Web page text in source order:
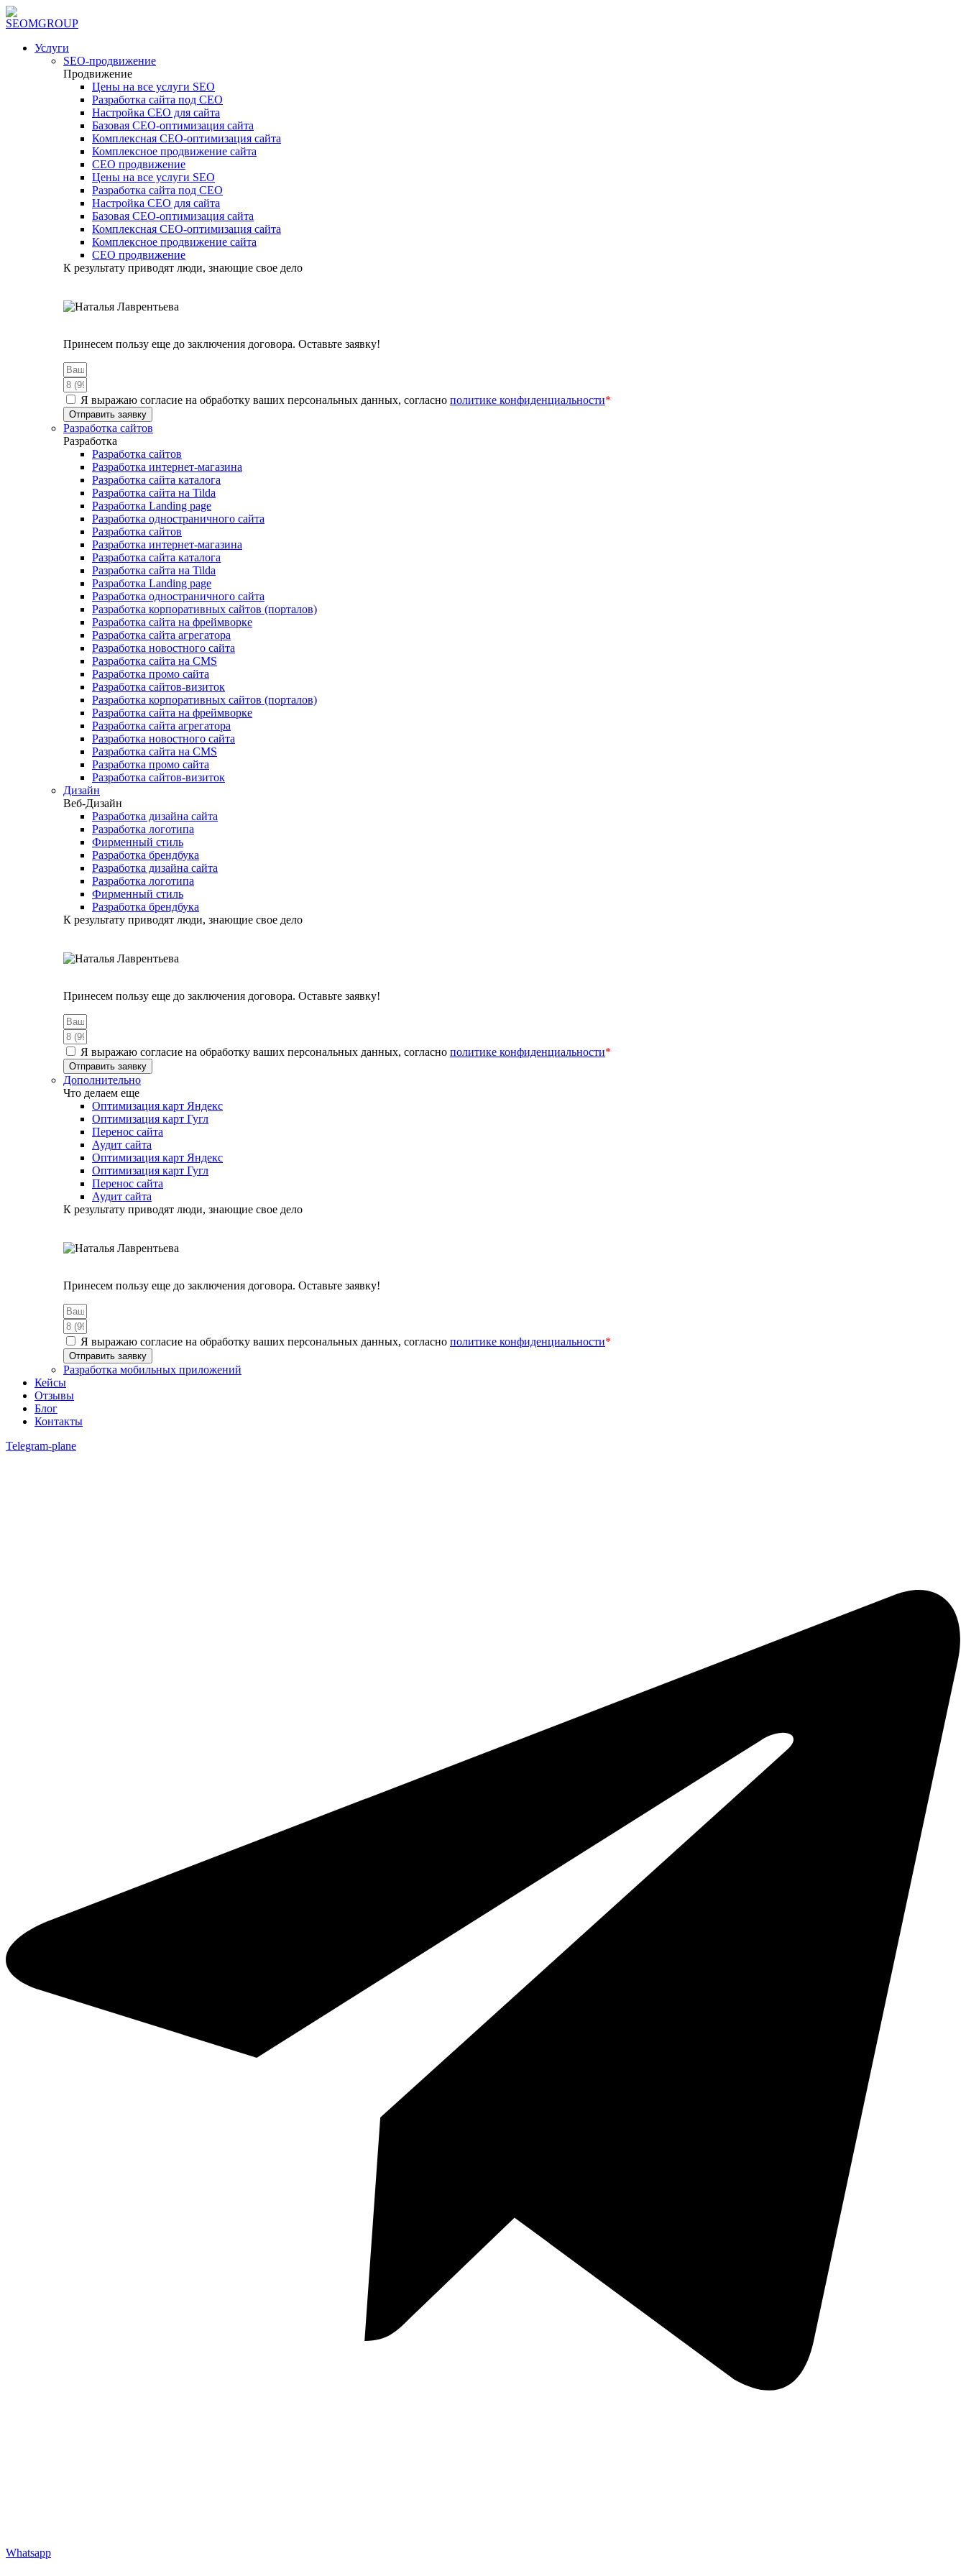
Услуги
SEO-продвижение
Продвижение
Цены на все услуги SEO
Разработка сайта под СЕО
Настройка СЕО для сайта
Базовая СЕО-оптимизация сайта
Комплексная СЕО-оптимизация сайта
Комплексное продвижение сайта
СЕО продвижение
Цены на все услуги SEO
Разработка сайта под СЕО
Настройка СЕО для сайта
Базовая СЕО-оптимизация сайта
Комплексная СЕО-оптимизация сайта
Комплексное продвижение сайта
СЕО продвижение
К результату приводят люди, знающие свое дело
Принесем пользу еще до заключения договора. Оставьте заявку!
Я выражаю согласие на обработку ваших персональных данных, согласно политике конфиденциальности*
Отправить заявку
Разработка сайтов
Разработка
Разработка сайтов
Разработка интернет-магазина
Разработка сайта каталога
Разработка сайта на Tilda
Разработка Landing page
Разработка одностраничного сайта
Разработка сайтов
Разработка интернет-магазина
Разработка сайта каталога
Разработка сайта на Tilda
Разработка Landing page
Разработка одностраничного сайта
Разработка корпоративных сайтов (порталов)
Разработка сайта на фреймворке
Разработка сайта агрегатора
Разработка новостного сайта
Разработка сайта на CMS
Разработка промо сайта
Разработка сайтов-визиток
Разработка корпоративных сайтов (порталов)
Разработка сайта на фреймворке
Разработка сайта агрегатора
Разработка новостного сайта
Разработка сайта на CMS
Разработка промо сайта
Разработка сайтов-визиток
Дизайн
Веб-Дизайн
Разработка дизайна сайта
Разработка логотипа
Фирменный стиль
Разработка брендбука
Разработка дизайна сайта
Разработка логотипа
Фирменный стиль
Разработка брендбука
К результату приводят люди, знающие свое дело
Принесем пользу еще до заключения договора. Оставьте заявку!
Я выражаю согласие на обработку ваших персональных данных, согласно политике конфиденциальности*
Отправить заявку
Дополнительно
Что делаем еще
Оптимизация карт Яндекс
Оптимизация карт Гугл
Перенос сайта
Аудит сайта
Оптимизация карт Яндекс
Оптимизация карт Гугл
Перенос сайта
Аудит сайта
К результату приводят люди, знающие свое дело
Принесем пользу еще до заключения договора. Оставьте заявку!
Я выражаю согласие на обработку ваших персональных данных, согласно политике конфиденциальности*
Отправить заявку
Разработка мобильных приложений
Кейсы
Отзывы
Блог
Контакты
Telegram-plane
Whatsapp